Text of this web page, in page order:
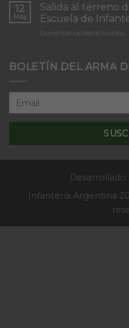
12
May
Salida al terreno
Escuela de
Comentarios desactivadosen
BOLETÍN DEL ARMA
Infantería Argentina